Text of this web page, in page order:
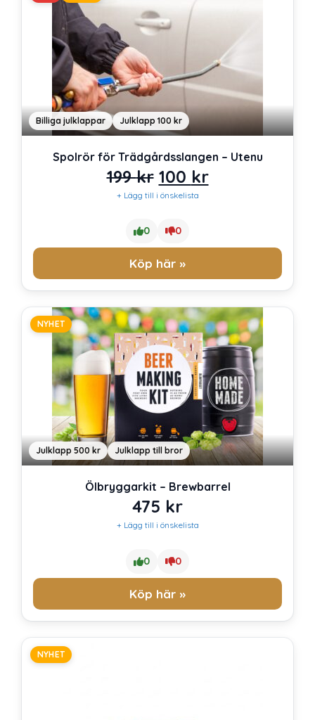
Billiga julklappar Julklapp 100 kr
Spolrör för Trädgårdsslangen – Utenu
199kr Det
ursprungliga
priset
var:
199 kr.
100 krDet
är:
100 kr.
+ Lägg till i önskelista
0 0
Köp här »
NYHET
Julklapp 500 kr Julklapp till bror
Ölbryggarkit – Brewbarrel
475 kr
+ Lägg till i önskelista
0 0
Köp här »
NYHET